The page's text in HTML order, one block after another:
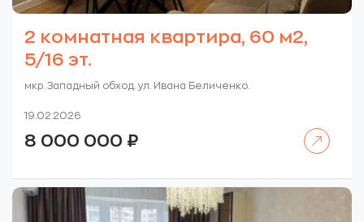
2 комнатная квартира, 60 м2,
5/16 эт.
мкр. Западный обход. ул. Ивана Беличенко.
19.02.2026
8 000 000 ₽